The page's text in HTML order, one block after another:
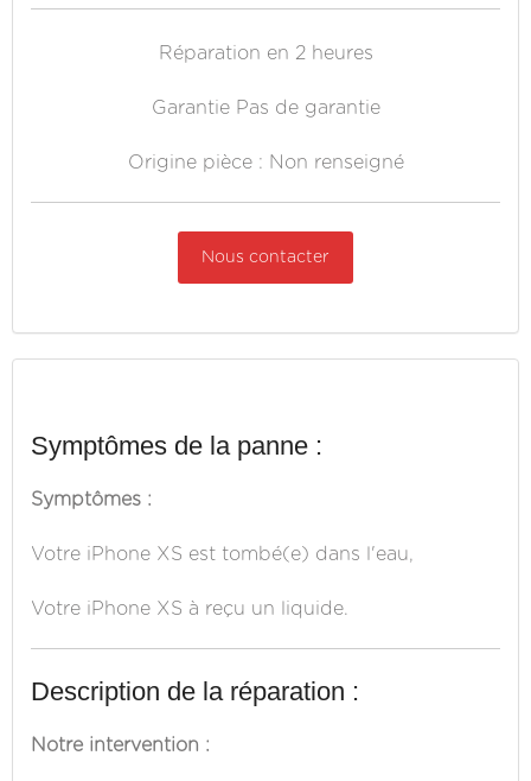
Réparation en 2 heures
Garantie Pas de garantie
Origine pièce : Non renseigné
Nous contacter
Symptômes de la panne :
Symptômes :
Votre iPhone XS est tombé(e) dans l'eau,
Votre iPhone XS à reçu un liquide.
Description de la réparation :
Notre intervention :